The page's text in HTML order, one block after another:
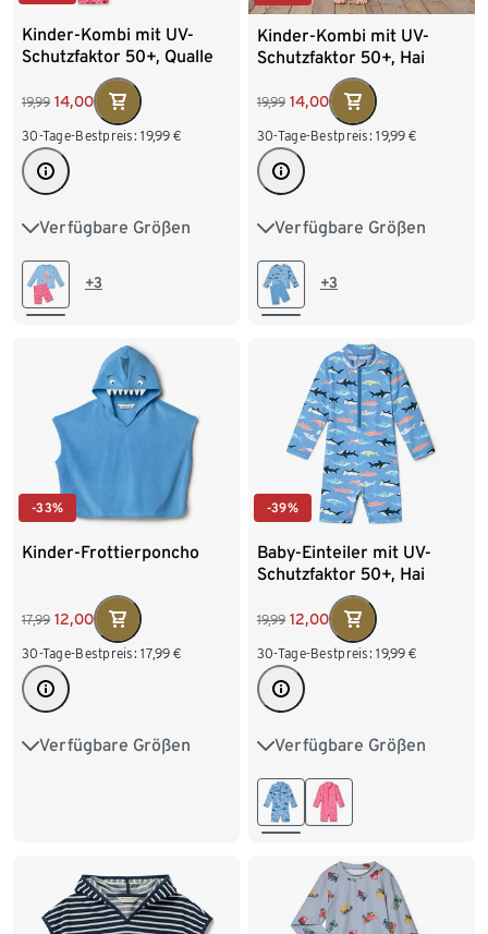
Kinder-Kombi mit UV-
Schutzfaktor 50+, Qualle
19,99 14,00
30-Tage-Bestpreis: 19,99 €
Verfügbare Größen
74/80 86/92
98/104 +3
Kinder-Kombi mit UV-
Schutzfaktor 50+, Hai
19,99 14,00
30-Tage-Bestpreis: 19,99 €
Verfügbare Größen
74/80 86/92
98/104 +3
-33%
Kinder-Frottierponcho
17,99 12,00
30-Tage-Bestpreis: 17,99 €
Verfügbare Größen
74/80 86/92
-39%
Baby-Einteiler mit UV-
Schutzfaktor 50+, Hai
19,99 12,00
30-Tage-Bestpreis: 19,99 €
Verfügbare Größen
62/68 74/80 86/92
98/104